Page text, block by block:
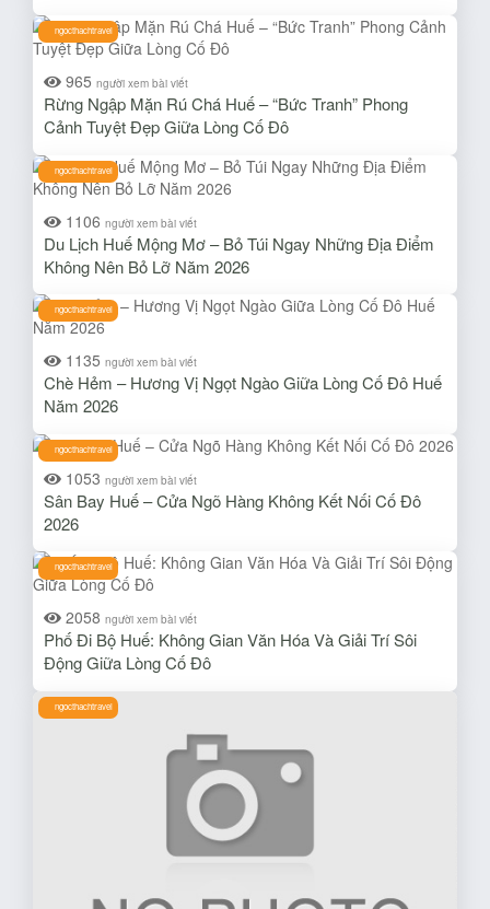
ngocthachtravel
965 người xem bài viết
Rừng Ngập Mặn Rú Chá Huế – “Bức Tranh” Phong
Cảnh Tuyệt Đẹp Giữa Lòng Cố Đô
ngocthachtravel
1106 người xem bài viết
Du Lịch Huế Mộng Mơ – Bỏ Túi Ngay Những Địa Điểm
Không Nên Bỏ Lỡ Năm 2026
ngocthachtravel
1135 người xem bài viết
Chè Hẻm – Hương Vị Ngọt Ngào Giữa Lòng Cố Đô Huế
Năm 2026
ngocthachtravel
1053 người xem bài viết
Sân Bay Huế – Cửa Ngõ Hàng Không Kết Nối Cố Đô
2026
ngocthachtravel
2058 người xem bài viết
Phố Đi Bộ Huế: Không Gian Văn Hóa Và Giải Trí Sôi
Động Giữa Lòng Cố Đô
ngocthachtravel